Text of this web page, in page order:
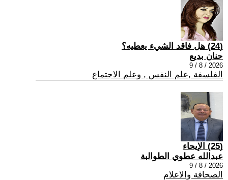
(24) هل فاقد الشيء يعطيه؟
حنان بديع
2026 / 8 / 9
الفلسفة ,علم النفس , وعلم الاجتماع
(25) الإيحاء
عبدالله عطوي الطوالبة
2026 / 8 / 9
الصحافة والاعلام